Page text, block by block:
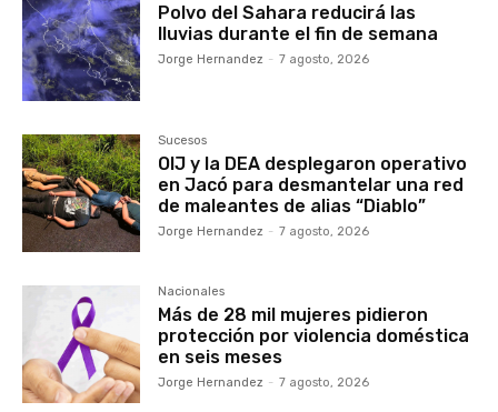
Polvo del Sahara reducirá las
lluvias durante el fin de semana
Jorge Hernandez - 7 agosto, 2026
Sucesos
OIJ y la DEA desplegaron operativo
en Jacó para desmantelar una red
de maleantes de alias “Diablo”
Jorge Hernandez - 7 agosto, 2026
Nacionales
Más de 28 mil mujeres pidieron
protección por violencia doméstica
en seis meses
Jorge Hernandez - 7 agosto, 2026